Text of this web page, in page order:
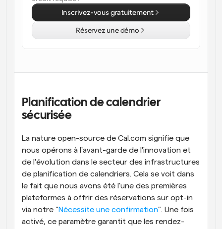
Flux de travail
Automatiser la planification et les rappels
Blog
Rencontrez des clients en quelques minutes
Liens de groupe dynamique
personnes
Webhooks
Planification de calendrier
sécurisée
La nature open-source de Cal.com signifie que
nous opérons à l'avant-garde de l'innovation et
de l'évolution dans le secteur des infrastructures
de planification de calendriers. Cela se voit dans
le fait que nous avons été l'une des premières
plateformes à offrir des réservations sur opt-in
via notre "Nécessite une confirmation". Une fois
activé, ce paramètre garantit que les rendez-
Inscrivez-vous gratuitement
Réservez une démo